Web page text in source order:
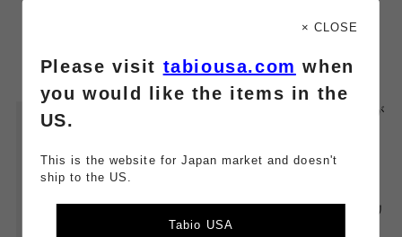
☆人気のラメカバーソックスが
ラメのロングキープカバーがリ
ニューアルしました。
× CLOSE
Please visit tabiousa.com when
you would like the items in the
US.
This is the website for Japan market and doesn't
ship to the US.
Tabio USA